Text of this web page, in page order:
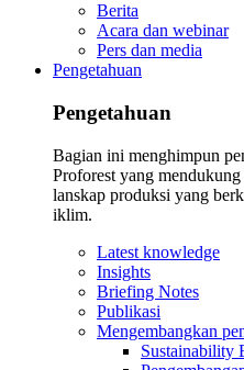
Berita
Acara dan webinar
Pers dan media
Pengetahuan
Pengetahuan
Bagian ini menghimpun
Proforest yang
lanskap produksi yang
iklim.
Latest knowledge
Insights
Briefing Notes
Publikasi
Mengembangkan
Sustainability